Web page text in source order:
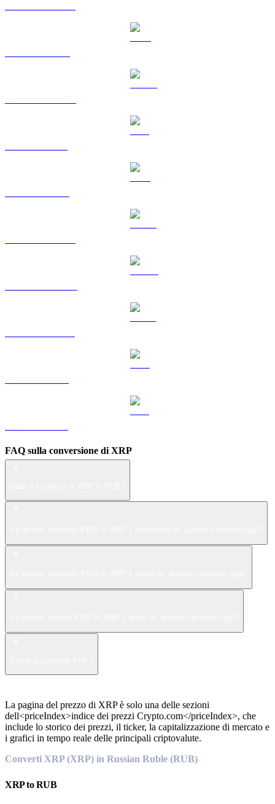
FAQ sulla conversione di XRP
La pagina del prezzo di XRP è solo una delle sezioni
dell<priceIndex>indice dei prezzi Crypto.com</priceIndex>, che
include lo storico dei prezzi, il ticker, la capitalizzazione di mercato e
i grafici in tempo reale delle principali criptovalute.
Converti XRP (XRP) in Russian Ruble (RUB)
XRPtoRUB